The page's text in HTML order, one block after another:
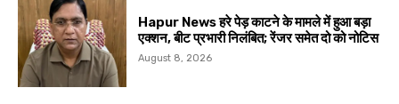
Hapur News हरे पेड़ काटने के मामले में हुआ बड़ा
एक्शन, बीट प्रभारी निलंबित; रेंजर समेत दो को नोटिस
August 8, 2026